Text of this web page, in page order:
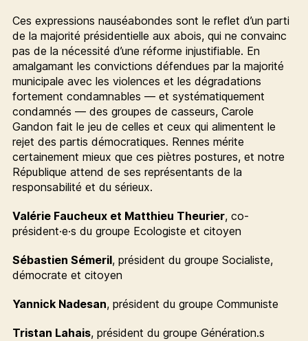
Ces expressions nauséabondes sont le reflet d’un parti
de la majorité présidentielle aux abois, qui ne convainc
pas de la nécessité d’une réforme injustifiable. En
amalgamant les convictions défendues par la majorité
municipale avec les violences et les dégradations
fortement condamnables — et systématiquement
condamnés — des groupes de casseurs, Carole
Gandon fait le jeu de celles et ceux qui alimentent le
rejet des partis démocratiques. Rennes mérite
certainement mieux que ces piètres postures, et notre
République attend de ses représentants de la
responsabilité et du sérieux.
Valérie Faucheux et Matthieu Theurier, co-
président·e·s du groupe Ecologiste et citoyen
Sébastien Sémeril, président du groupe Socialiste,
démocrate et citoyen
Yannick Nadesan, président du groupe Communiste
Tristan Lahais, président du groupe Génération.s